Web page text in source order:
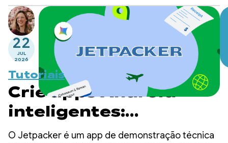
postagem anterior, apresentamos o Jetpacker, o
app de demonstração que vamos usar ao longo
desta série.
22
JUL
2026
Tutoriais
Crie apps Android
inteligentes:
introdução ao
O Jetpacker é um app de demonstração técnica